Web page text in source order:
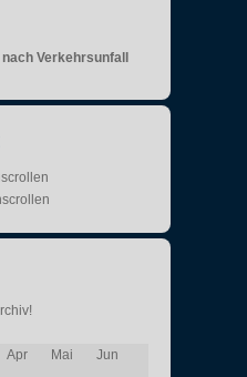
Verkehrsunfall
Apr Mai
Jun